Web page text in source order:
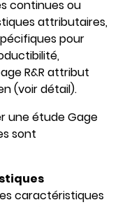
continues ou
attributaires,
pour
R&R attribut
(voir détail).
une étude Gage
sont
caractéristiques